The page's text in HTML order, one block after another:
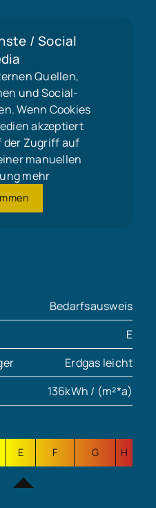
/ Social
Quellen,
und Social-
Wenn Cookies
akzeptiert
der Zugriff auf
manuellen
mehr
Bedarfsausweis
E
Erdgas leicht
136kWh / (m²*a)
E F G H